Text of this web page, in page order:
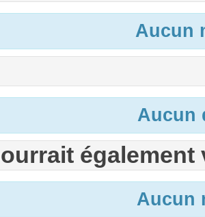
Aucun
Aucun
Aucun